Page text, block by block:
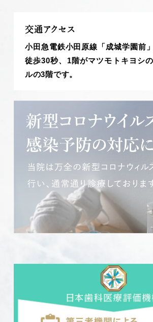
交通アクセス
小田急電鉄小田原線「成城学園前
徒歩30秒、1階がマツモトキヨシ
ルの3階です。